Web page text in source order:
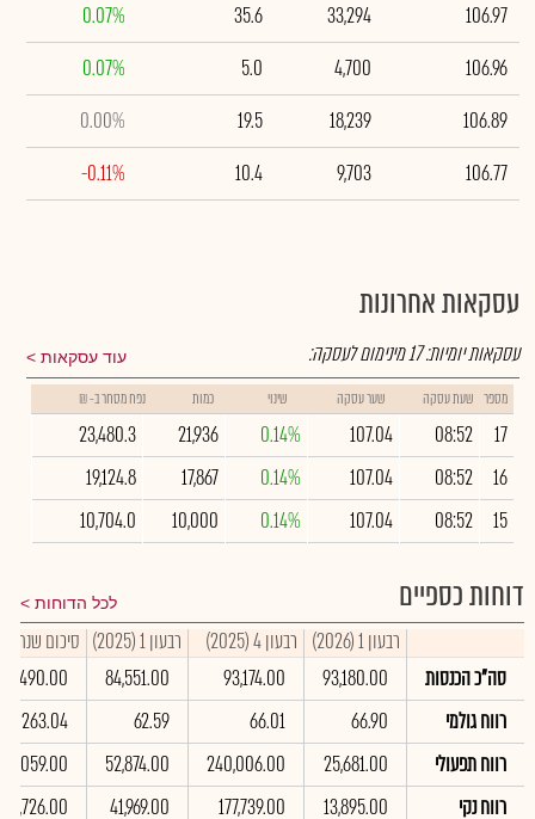
106.97
33,294
35.6
0.07%
106.96
4,700
5.0
0.07%
106.89
18,239
19.5
0.00%
106.77
9,703
10.4
-0.11%
עסקאות אחרונות
עוד עסקאות עסקאות יומיות:17מינימום לעסקה:
מספר שעת עסקה שער עסקה שינוי כמות נפח מסחר ב- ₪
17
08:52
107.04
0.14%
21,936
23,480.3
16
08:52
107.04
0.14%
17,867
19,124.8
15
08:52
107.04
0.14%
10,000
10,704.0
דוחות כספיים לכל הדוחות
רבעון 1 (2026) רבעון 4 (2025) רבעון 1 (2025)
סיכום שנתי 2025
סה"כ הכנסות
93,180.00
93,174.00
84,551.00
רווח גולמי
66.90
66.01
62.59
263.04
רווח תפעולי
25,681.00
240,006.00
52,874.00
רווח נקי
13,895.00
177,739.00
41,969.00